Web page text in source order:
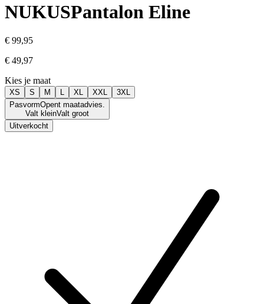
NUKUSPantalon Eline
€ 99,95
€ 49,97
Kies je maat
XS S M L XL XXL
3XL
PasvormOpent maatadvies.
Valt kleinValt groot
Uitverkocht